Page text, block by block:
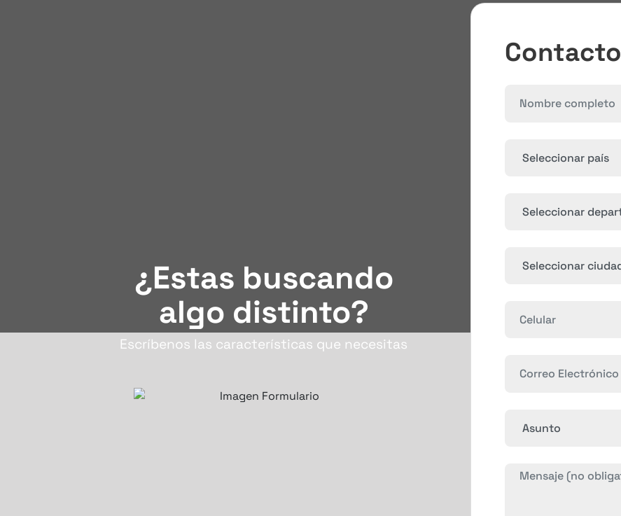
¿Estas buscando
algo distinto?
Escríbenos las características que necesitas
Contacto